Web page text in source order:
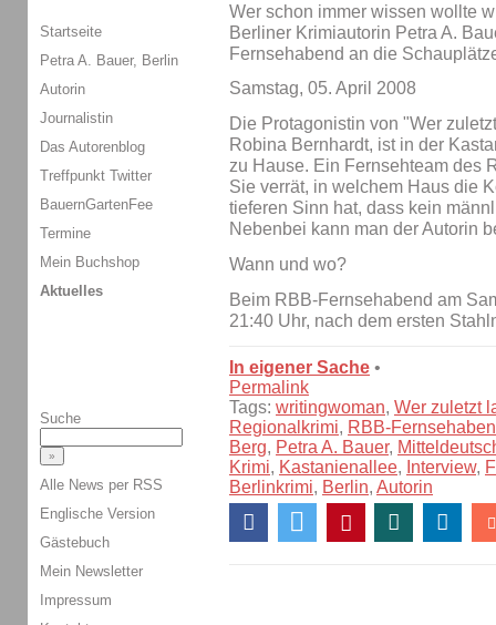
Wer schon immer wissen wollte
Berliner Krimiautorin Petra A.
Fernsehabend an die
Samstag, 05. April 2008
Die Protagonistin von "Wer
Robina Bernhardt, ist in der
zu Hause. Ein Fernsehteam des
Sie verrät, in welchem Haus die
tieferen Sinn hat, dass kein
Nebenbei kann man der Autorin
Wann und wo?
Beim RBB-Fernsehabend am
21:40 Uhr, nach dem ersten
In eigener Sache •
Permalink
Tags: writingwoman, Wer zuletzt
Regionalkrimi, RBB-
Berg, Petra A. Bauer,
Krimi, Kastanienallee, Interview,
Berlinkrimi, Berlin, Autorin
Startseite
Petra A. Bauer, Berlin
Autorin
Journalistin
Das Autorenblog
Treffpunkt Twitter
BauernGartenFee
Termine
Mein Buchshop
Aktuelles
Suche
Alle News per RSS
Englische Version
Gästebuch
Mein Newsletter
Impressum